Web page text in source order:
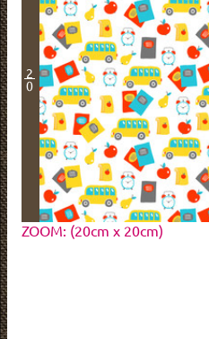
2
0
ZOOM: (20cm x 20cm)